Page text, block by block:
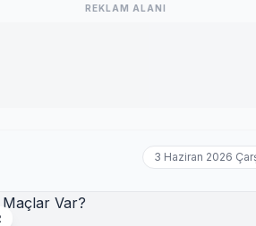
REKLAM ALANI
3 Haziran 2026